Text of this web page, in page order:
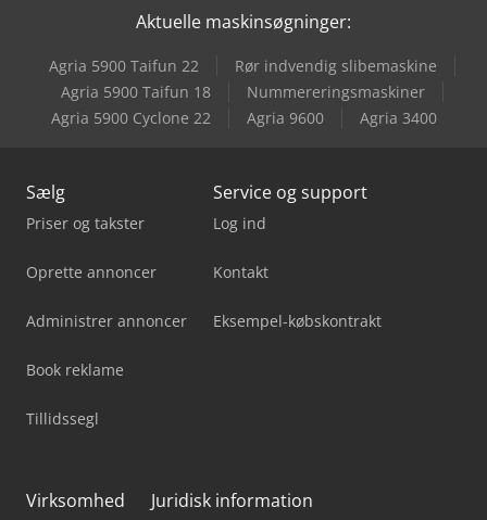
Schmersal Azm 161Cc-12/12Rka-024
Schmersal Azm 161Sk-12/12Rk-024
Yaskawa Robot
Aktuelle maskinsøgninger:
Agria 5900 Taifun 22
Rør indvendig slibemaskine
Agria 5900 Taifun 18
Nummereringsmaskiner
Agria 5900 Cyclone 22
Agria 9600 Agria 3400
Sælg
Priser og takster
Oprette annoncer
Administrer annoncer
Book reklame
Tillidssegl
Service og support
Log ind
Kontakt
Eksempel-købskontrakt
Virksomhed Juridisk information